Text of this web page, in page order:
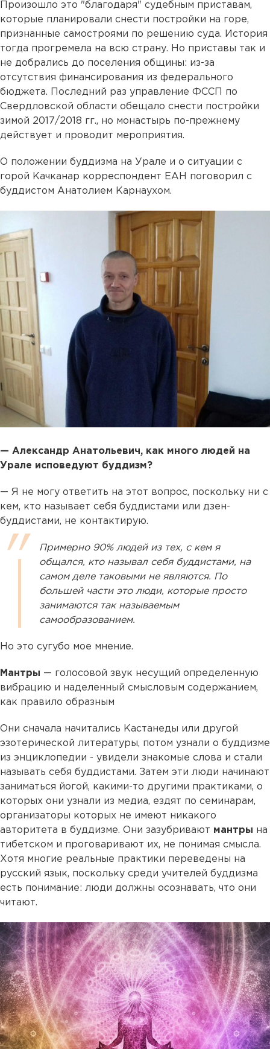
Произошло это "благодаря" судебным приставам,
которые планировали снести постройки на горе,
признанные самостроями по решению суда. История
тогда прогремела на всю страну. Но приставы так и
не добрались до поселения общины: из-за
отсутствия финансирования из федерального
бюджета. Последний раз управление ФССП по
Свердловской области обещало снести постройки
зимой 2017/2018 гг., но монастырь по-прежнему
действует и проводит мероприятия.
О положении буддизма на Урале и о ситуации с
горой Качканар корреспондент ЕАН поговорил с
буддистом Анатолием Карнаухом.
— Александр Анатольевич, как много людей на
Урале исповедуют буддизм?
— Я не могу ответить на этот вопрос, поскольку ни с
кем, кто называет себя буддистами или дзен-
буддистами, не контактирую.
Примерно 90% людей из тех, с кем я
общался, кто называл себя буддистами, на
самом деле таковыми не являются. По
большей части это люди, которые просто
занимаются так называемым
самообразованием.
Но это сугубо мое мнение.
Мантры — голосовой звук несущий определенную
вибрацию и наделенный смысловым содержанием,
как правило образным
Они сначала начитались Кастанеды или другой
эзотерической литературы, потом узнали о буддизме
из энциклопедии - увидели знакомые слова и стали
называть себя буддистами. Затем эти люди начинают
заниматься йогой, какими-то другими практиками, о
которых они узнали из медиа, ездят по семинарам,
организаторы которых не имеют никакого
авторитета в буддизме. Они зазубривают мантры на
тибетском и проговаривают их, не понимая смысла.
Хотя многие реальные практики переведены на
русский язык, поскольку среди учителей буддизма
есть понимание: люди должны осознавать, что они
читают.